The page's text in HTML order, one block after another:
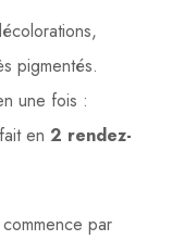
pigmentés.
une fois :
en 2 rendez-
par